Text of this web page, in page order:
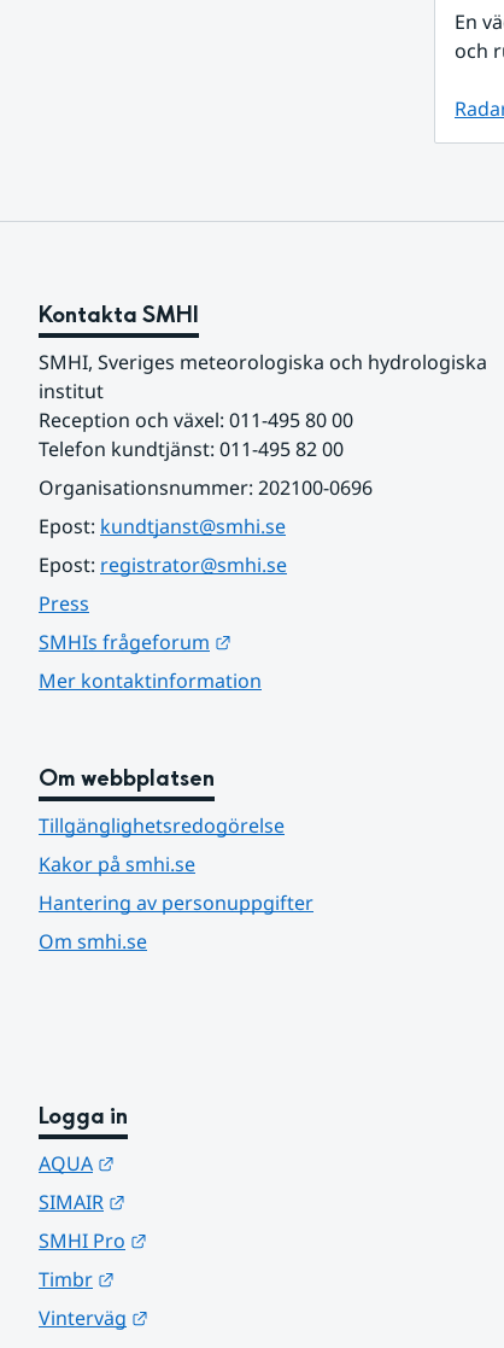
En
och
Kontakta SMHI
SMHI, Sveriges meteorologiska och hydrologiska
institut
Reception och växel: 011-495 80 00
Telefon kundtjänst: 011-495 82 00
Organisationsnummer: 202100-0696
Epost: kundtjanst@smhi.se
Epost: registrator@smhi.se
Press
SMHIs frågeforum
Mer kontaktinformation
Om webbplatsen
Tillgänglighetsredogörelse
Kakor på smhi.se
Hantering av personuppgifter
Om smhi.se
Logga in
AQUA
SIMAIR
SMHI Pro
Timbr
Vinterväg